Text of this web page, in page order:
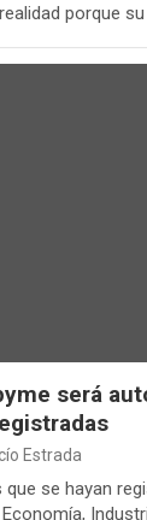
porque
será
Estrada
que se hayan